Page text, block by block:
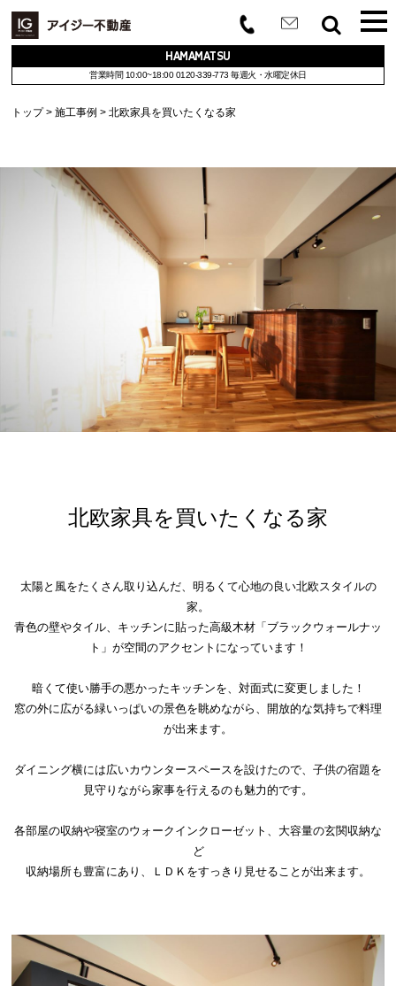
HAMAMATSU
営業時間 10:00~18:00 0120-339-773 毎週火・水曜定休日
トップ 施工事例 北欧家具を買いたくなる家
北欧家具を買いたくなる家
太陽と風をたくさん取り込んだ、明るくて心地の良い北欧スタイルの
家。
青色の壁やタイル、キッチンに貼った高級木材「ブラックウォールナッ
ト」が空間のアクセントになっています！
暗くて使い勝手の悪かったキッチンを、対面式に変更しました！
窓の外に広がる緑いっぱいの景色を眺めながら、開放的な気持ちで料理
が出来ます。
ダイニング横には広いカウンタースペースを設けたので、子供の宿題を
見守りながら家事を行えるのも魅力的です。
各部屋の収納や寝室のウォークインクローゼット、大容量の玄関収納な
ど
収納場所も豊富にあり、ＬＤＫをすっきり見せることが出来ます。